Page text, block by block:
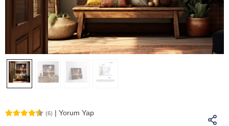
(6) | Yorum Yap